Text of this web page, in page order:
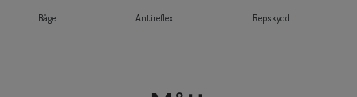
Båge Antireflex Repskydd